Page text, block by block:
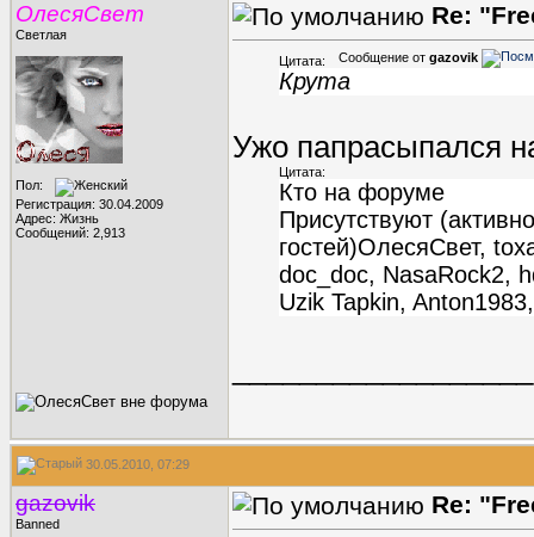
ОлесяСвет
Светлая
Пол:
Регистрация: 30.04.2009
Адрес: Жизнь
Сообщений: 2,913
Re:
Цитата: Сообщение от gazovik
Крута
Ужо папрасыпался
Цитата:
Кто на форуме
Присутствуют
гостей)ОлесяСвет,
doc_doc, NasaRock2,
Uzik Tapkin,
30.05.2010, 07:29
gazovik
Banned
Re: